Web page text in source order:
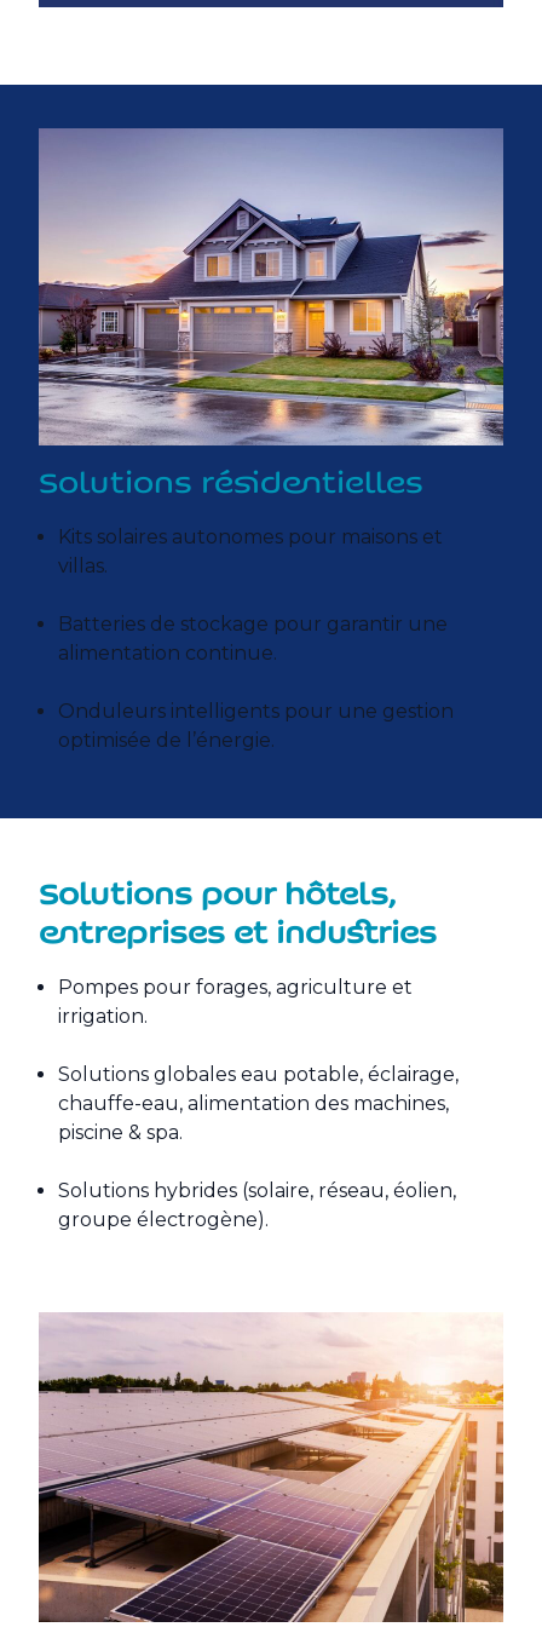
Solutions résidentielles
Kits solaires autonomes pour maisons et
villas.
Batteries de stockage pour garantir une
alimentation continue.
Onduleurs intelligents pour une gestion
optimisée de l’énergie.
Solutions pour hôtels,
entreprises et industries
Pompes pour forages, agriculture et
irrigation.
Solutions globales eau potable, éclairage,
chauffe-eau, alimentation des machines,
piscine & spa.
Solutions hybrides (solaire, réseau, éolien,
groupe électrogène).